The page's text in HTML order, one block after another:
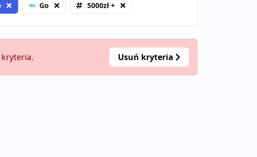
Go 5000zł +
kryteria. Usuń kryteria